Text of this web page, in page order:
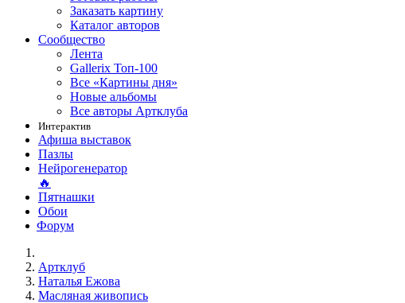
Заказать картину
Каталог авторов
Сообщество
Лента
Gallerix Топ-100
Все «Картины дня»
Новые альбомы
Все авторы Артклуба
Интерактив
Афиша выставок
Пазлы
Нейрогенератор
🔥
Пятнашки
Обои
Форум
Артклуб
Наталья Ежова
Масляная живопись